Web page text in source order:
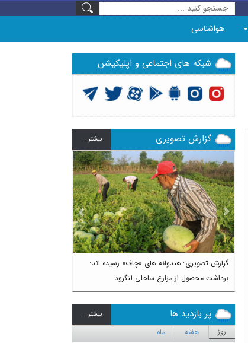
هواشناسی
شبکه های اجتماعی و اپلیکیشن
گزارش تصویری بيشتر ...
گزارش تصویری؛ هندوانه های «چاف» رسیده اند؛
برداشت محصول از مزارع ساحلی لنگرود
Previous Next
پر بازدید ها بيشتر ...
روز هفته ماه